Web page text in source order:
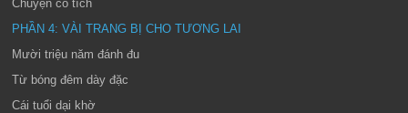
Chuyện cổ tích
PHẦN 4: VÀI TRANG BỊ CHO TƯƠNG LAI
Mười triệu năm đánh đu
Từ bóng đêm dày đặc
Cái tuổi dại khờ